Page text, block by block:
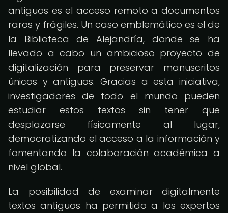
antiguos es el acceso remoto a documentos
raros y frágiles. Un caso emblemático es el de
la Biblioteca de Alejandría, donde se ha
llevado a cabo un ambicioso proyecto de
digitalización para preservar manuscritos
únicos y antiguos. Gracias a esta iniciativa,
investigadores de todo el mundo pueden
estudiar estos textos sin tener que
desplazarse físicamente al lugar,
democratizando el acceso a la información y
fomentando la colaboración académica a
nivel global.
La posibilidad de examinar digitalmente
textos antiguos ha permitido a los expertos